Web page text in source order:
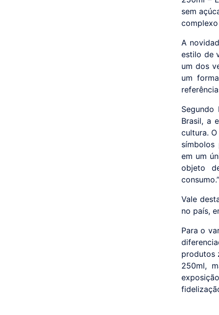
sem
complexo
A
estilo de
um dos
um
Brasil, a
cultura.
símbolos
em um
objeto
consumo.”
Vale
no país,
Para o
produtos
250ml,